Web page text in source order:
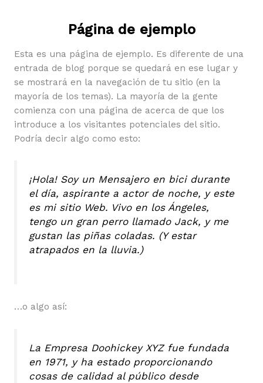
Página de ejemplo
Esta es una página de ejemplo. Es diferente de una
entrada de blog porque se quedará en ese lugar y
se mostrará en la navegación de tu sitio (en la
mayoría de los temas). La mayoría de la gente
comienza con una página de acerca de que los
introduce a los visitantes potenciales del sitio.
Podría decir algo como esto:
¡Hola! Soy un Mensajero en bici durante
el día, aspirante a actor de noche, y este
es mi sitio Web. Vivo en los Ángeles,
tengo un gran perro llamado Jack, y me
gustan las piñas coladas. (Y estar
atrapados en la lluvia.)
…o algo así:
La Empresa Doohickey XYZ fue fundada
en 1971, y ha estado proporcionando
cosas de calidad al público desde